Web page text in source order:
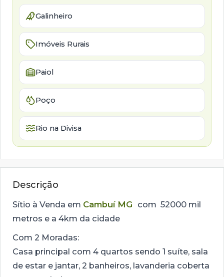
Galinheiro
Imóveis Rurais
Paiol
Poço
Rio na Divisa
Descrição
Sítio à Venda em Cambuí MG com 52000 mil
metros e a 4km da cidade
Com 2 Moradas:
Casa principal com 4 quartos sendo 1 suíte, sala
de estar e jantar, 2 banheiros, lavanderia coberta